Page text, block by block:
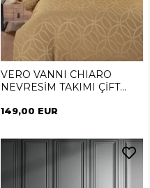
VERO VANNI CHIARO
NEVRESİM TAKIMI ÇİFT
149,00 EUR